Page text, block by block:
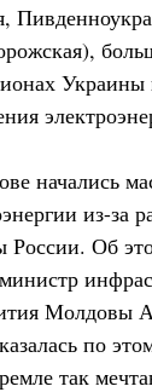
Украины
начались
из-за
России. Об
Молдовы
по
так